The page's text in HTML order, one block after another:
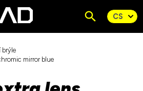
brýle
mirror blue